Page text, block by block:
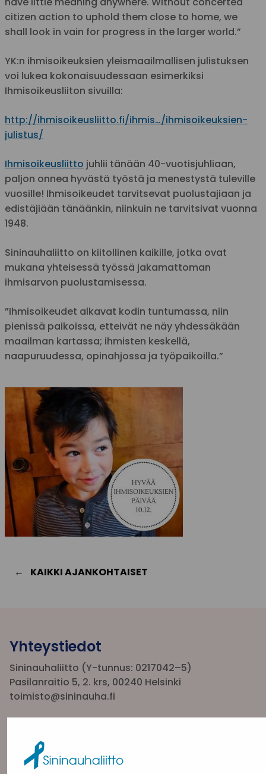
citizen action to uphold them close to home, we
shall look in vain for progress in the larger world.”
YK:n ihmisoikeuksien yleismaailmallisen julistuksen
voi lukea kokonaisuudessaan esimerkiksi
Ihmisoikeusliiton sivuilla:
http://ihmisoikeusliitto.fi/ihmis…/ihmisoikeuksien-
julistus/
Ihmisoikeusliitto juhlii tänään 40-vuotisjuhliaan,
paljon onnea hyvästä työstä ja menestystä tuleville
vuosille! Ihmisoikeudet tarvitsevat puolustajiaan ja
edistäjiään tänäänkin, niinkuin ne tarvitsivat vuonna
1948.
Sininauhaliitto on kiitollinen kaikille, jotka ovat
mukana yhteisessä työssä jakamattoman
ihmisarvon puolustamisessa.
”Ihmisoikeudet alkavat kodin tuntumassa, niin
pienissä paikoissa, etteivät ne näy yhdessäkään
maailman kartassa; ihmisten keskellä,
naapuruudessa, opinahjossa ja työpaikoilla.”
KAIKKI AJANKOHTAISET
Yhteystiedot
Sininauhaliitto (Y-tunnus: 0217042–5)
Pasilanraitio 5, 2. krs, 00240 Helsinki
toimisto@sininauha.fi